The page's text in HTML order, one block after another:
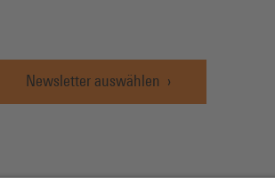
Newsletter auswählen